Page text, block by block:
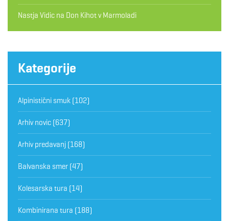
Nastja Vidic na Don Kihot v Marmoladi
Kategorije
Alpinistični smuk (102)
Arhiv novic (637)
Arhiv predavanj (168)
Balvanska smer (47)
Kolesarska tura (14)
Kombinirana tura (188)